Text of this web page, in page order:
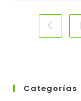
Ir a la 1
Categorías